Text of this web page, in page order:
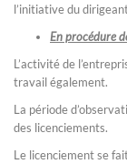
l’initiative du
En procédure
L’activité de
travail également.
La période
des licenciements.
Le licenciement se